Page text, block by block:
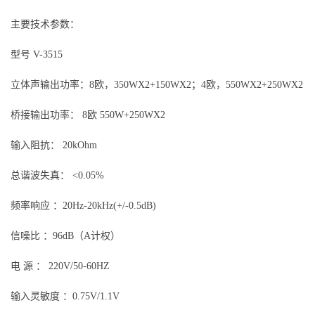
主要技术参数：
型号 V-3515
立体声输出功率：8欧，350WX2+150WX2；4欧，550WX2+250WX2
桥接输出功率： 8欧 550W+250WX2
输入阻抗： 20kOhm
总谐波失真： <0.05%
频率响应 ：20Hz-20kHz(+/-0.5dB)
信噪比 ：96dB（A计权）
电 源 ： 220V/50-60HZ
输入灵敏度 ：0.75V/1.1V